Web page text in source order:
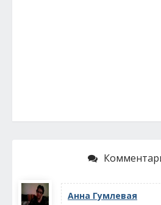
Анна Гумлевая